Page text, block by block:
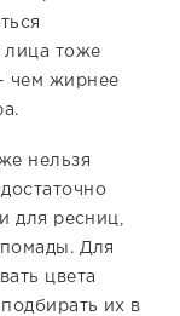
лица тоже
чем жирнее
нельзя
для ресниц,
Для
цвета
их в